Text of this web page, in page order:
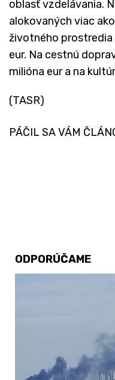
oblasť vzdelávania.
alokovaných viac
životného prostredia
eur. Na cestnú
milióna eur a na
(TASR)
PÁČIL SA VÁM
ODPORÚČAME